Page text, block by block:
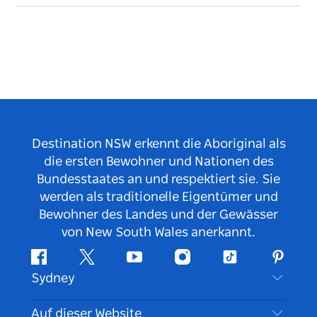
Destination NSW erkennt die Aboriginal als
die ersten Bewohner und Nationen des
Bundesstaates an und respektiert sie. Sie
werden als traditionelle Eigentümer und
Bewohner des Landes und der Gewässer
von New South Wales anerkannt.
FacebookTwitter YouTubeInstagramTikTok
Sydney
Kontaktieren Sie uns
Auf dieser Website